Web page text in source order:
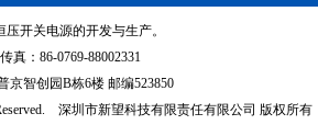
开关电源的开发与生产。
真：86-0769-88002331
京智创园B栋6楼 邮编523850
深圳市新望科技有限责任有限公司 版权所有